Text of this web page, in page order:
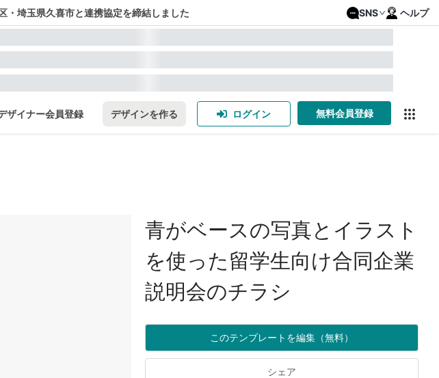
・埼玉県久喜市と連携協定を締結しました SNS ヘルプ
ザイナー会員登録 デザインを作る ログイン 無料会員登録
青がベースの写真とイラスト
を使った留学生向け合同企業
説明会のチラシ
このテンプレートを編集（無料）
シェア